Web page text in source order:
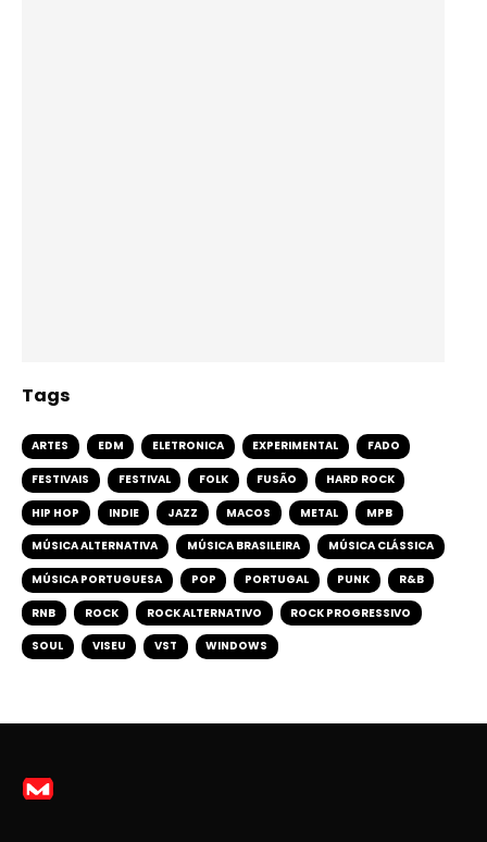
Tags
ARTES EDM ELETRONICA EXPERIMENTAL FADO
FESTIVAIS FESTIVAL FOLK FUSÃO HARD ROCK
HIP HOP INDIE JAZZ MACOS METAL MPB
MÚSICA ALTERNATIVA MÚSICA BRASILEIRA MÚSICA CLÁSSICA
MÚSICA PORTUGUESA POP PORTUGAL PUNK R&B
RNB ROCK ROCK ALTERNATIVO ROCK PROGRESSIVO
SOUL VISEU VST WINDOWS